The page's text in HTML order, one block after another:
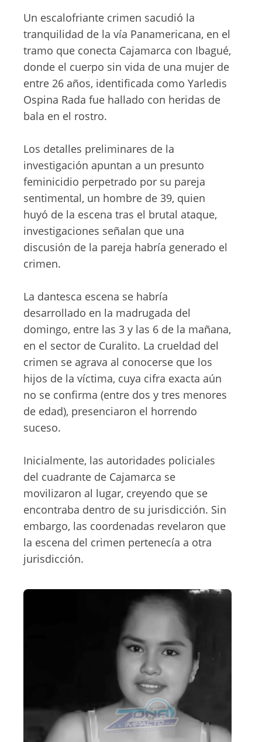
Un escalofriante crimen sacudió la
tranquilidad de la vía Panamericana, en el
tramo que conecta Cajamarca con Ibagué,
donde el cuerpo sin vida de una mujer de
entre 26 años, identificada como Yarledis
Ospina Rada fue hallado con heridas de
bala en el rostro.
Los detalles preliminares de la
investigación apuntan a un presunto
feminicidio perpetrado por su pareja
sentimental, un hombre de 39, quien
huyó de la escena tras el brutal ataque,
investigaciones señalan que una
discusión de la pareja habría generado el
crimen.
La dantesca escena se habría
desarrollado en la madrugada del
domingo, entre las 3 y las 6 de la mañana,
en el sector de Curalito. La crueldad del
crimen se agrava al conocerse que los
hijos de la víctima, cuya cifra exacta aún
no se confirma (entre dos y tres menores
de edad), presenciaron el horrendo
suceso.
Inicialmente, las autoridades policiales
del cuadrante de Cajamarca se
movilizaron al lugar, creyendo que se
encontraba dentro de su jurisdicción. Sin
embargo, las coordenadas revelaron que
la escena del crimen pertenecía a otra
jurisdicción.